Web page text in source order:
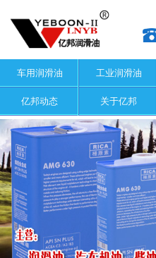
车用润滑油 工业润滑油
亿邦动态 关于亿邦